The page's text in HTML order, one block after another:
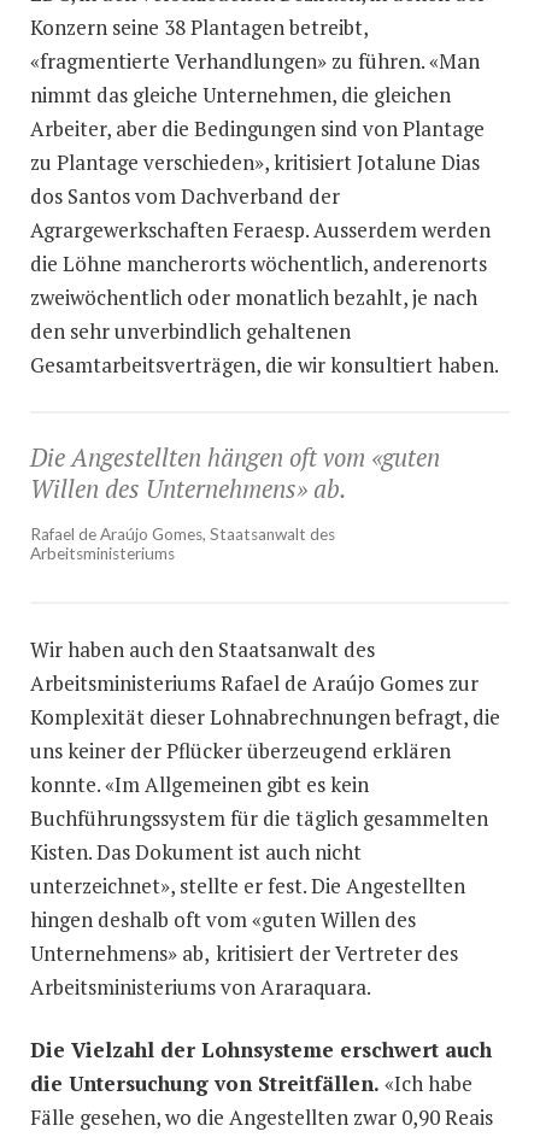
Konzern seine 38 Plantagen betreibt,
«fragmentierte Verhandlungen» zu führen. «Man
nimmt das gleiche Unternehmen, die gleichen
Arbeiter, aber die Bedingungen sind von Plantage
zu Plantage verschieden», kritisiert Jotalune Dias
dos Santos vom Dachverband der
Agrargewerkschaften Feraesp. Ausserdem werden
die Löhne mancherorts wöchentlich, anderenorts
zweiwöchentlich oder monatlich bezahlt, je nach
den sehr unverbindlich gehaltenen
Gesamtarbeitsverträgen, die wir konsultiert haben.
Die Angestellten hängen oft vom «guten
Willen des Unternehmens» ab.
Rafael de Araújo Gomes, Staatsanwalt des
Arbeitsministeriums
Wir haben auch den Staatsanwalt des
Arbeitsministeriums Rafael de Araújo Gomes zur
Komplexität dieser Lohnabrechnungen befragt, die
uns keiner der Pflücker überzeugend erklären
konnte. «Im Allgemeinen gibt es kein
Buchführungssystem für die täglich gesammelten
Kisten. Das Dokument ist auch nicht
unterzeichnet», stellte er fest. Die Angestellten
hingen deshalb oft vom «guten Willen des
Unternehmens» ab, kritisiert der Vertreter des
Arbeitsministeriums von Araraquara.
Die Vielzahl der Lohnsysteme erschwert auch
die Untersuchung von Streitfällen. «Ich habe
Fälle gesehen, wo die Angestellten zwar 0,90 Reais